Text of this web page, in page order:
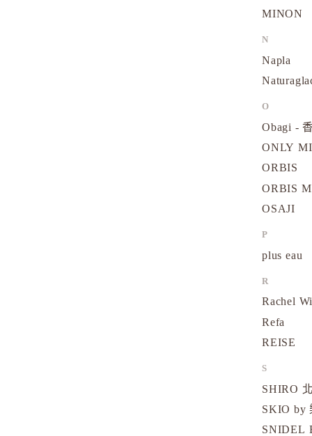
MINON
N
Napla
O
Obagi -
ONLY
ORBIS
ORBIS
OSAJI
P
plus eau
R
Rachel
Refa
REISE
S
SHIRO
SKIO by
SNIDEL